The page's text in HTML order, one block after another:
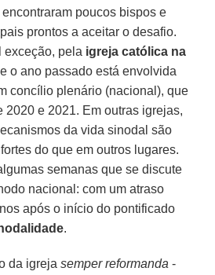
encontraram poucos bispos e
prontos a aceitar o desafio.
exceção, pela igreja católica na
o ano passado está envolvida
concílio plenário (nacional), que
2020 e 2021. Em outras igrejas,
da vida sinodal são
do que em outros lugares.
semanas que se discute
nacional: com um atraso
após o início do pontificado
.
da igrejasemper reformanda -